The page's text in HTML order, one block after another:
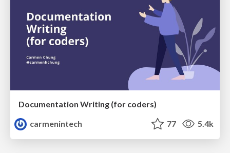
Documentation Writing (for coders)
carmenintech
77 5.4k